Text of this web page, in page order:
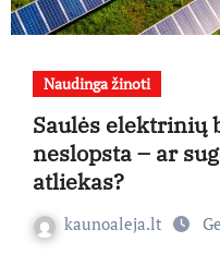
Naudinga žinoti
Saulės elektrinių
neslopsta – ar
atliekas?
kaunoaleja.lt